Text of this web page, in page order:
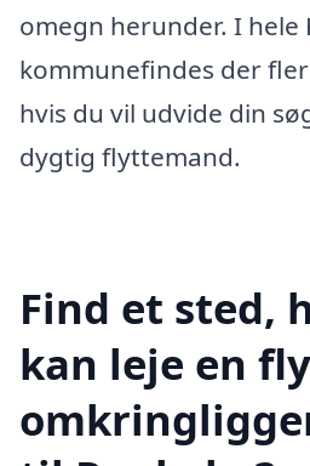
omegn herunder. I hele
kommunefindes der
hvis du vil udvide din
dygtig flyttemand.
Find et sted,
kan leje en